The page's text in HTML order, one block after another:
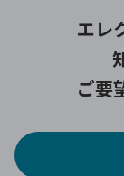
エレ
ご要